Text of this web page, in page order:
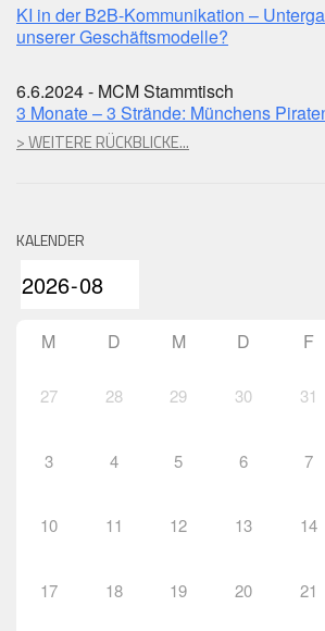
KI in der B2B-Kommunikation –
unserer Geschäftsmodelle?
6.6.2024 - MCM Stammtisch
3 Monate – 3 Strände: Münchens
> WEITERE RÜCKBLICKE...
KALENDER
M D M D F
27 28 29 30 31
3 4 5 6 7
10 11 12 13 14
17 18 19 20 21